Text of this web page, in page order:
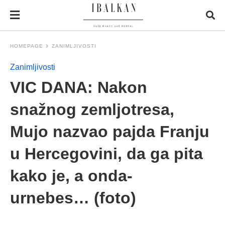
HOMEPAGE ZANIMLJIVOSTI
Zanimljivosti
VIC DANA: Nakon
snažnog zemljotresa,
Mujo nazvao pajda Franju
u Hercegovini, da ga pita
kako je, a onda-
urnebes… (foto)